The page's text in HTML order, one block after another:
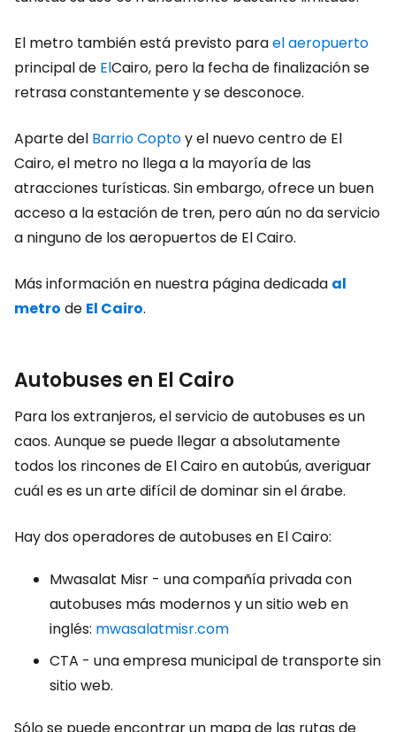
El metro también está previsto parael aeropuerto
principal de ElCairo, pero la fecha de finalización se
retrasa constantemente y se desconoce.
Aparte del Barrio Coptoy el nuevo centro de El
Cairo, el metro no llega a la mayoría de las
atracciones turísticas. Sin embargo, ofrece un buen
acceso a la estación de tren, pero aún no da servicio
a ninguno de los aeropuertos de El Cairo.
Más información en nuestra página dedicada al
metro de El Cairo.
Autobuses en El Cairo
Para los extranjeros, el servicio de autobuses es un
caos. Aunque se puede llegar a absolutamente
todos los rincones de El Cairo en autobús, averiguar
cuál es es un arte difícil de dominar sin el árabe.
Hay dos operadores de autobuses en El Cairo:
Mwasalat Misr - una compañía privada con
autobuses más modernos y un sitio web en
inglés: mwasalatmisr.com
CTA - una empresa municipal de transporte sin
sitio web.